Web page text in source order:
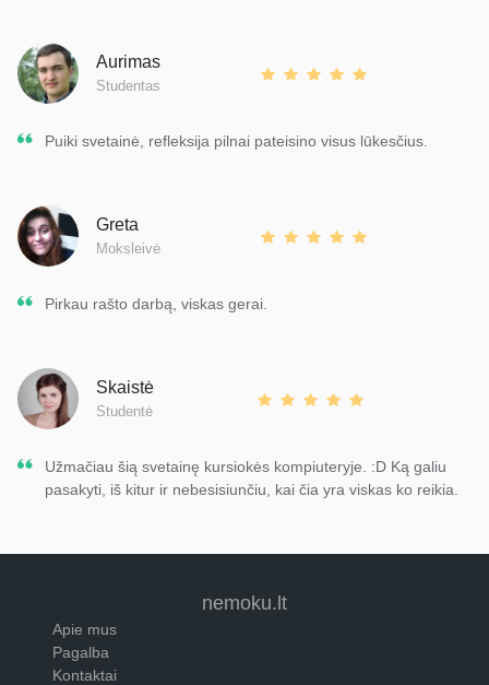
Aurimas
Studentas
Puiki svetainė, refleksija pilnai pateisino visus lūkesčius.
Greta
Moksleivė
Pirkau rašto darbą, viskas gerai.
Skaistė
Studentė
Užmačiau šią svetainę kursiokės kompiuteryje. :D Ką galiu
pasakyti, iš kitur ir nebesisiunčiu, kai čia yra viskas ko reikia.
nemoku.lt
Apie mus
Pagalba
Kontaktai